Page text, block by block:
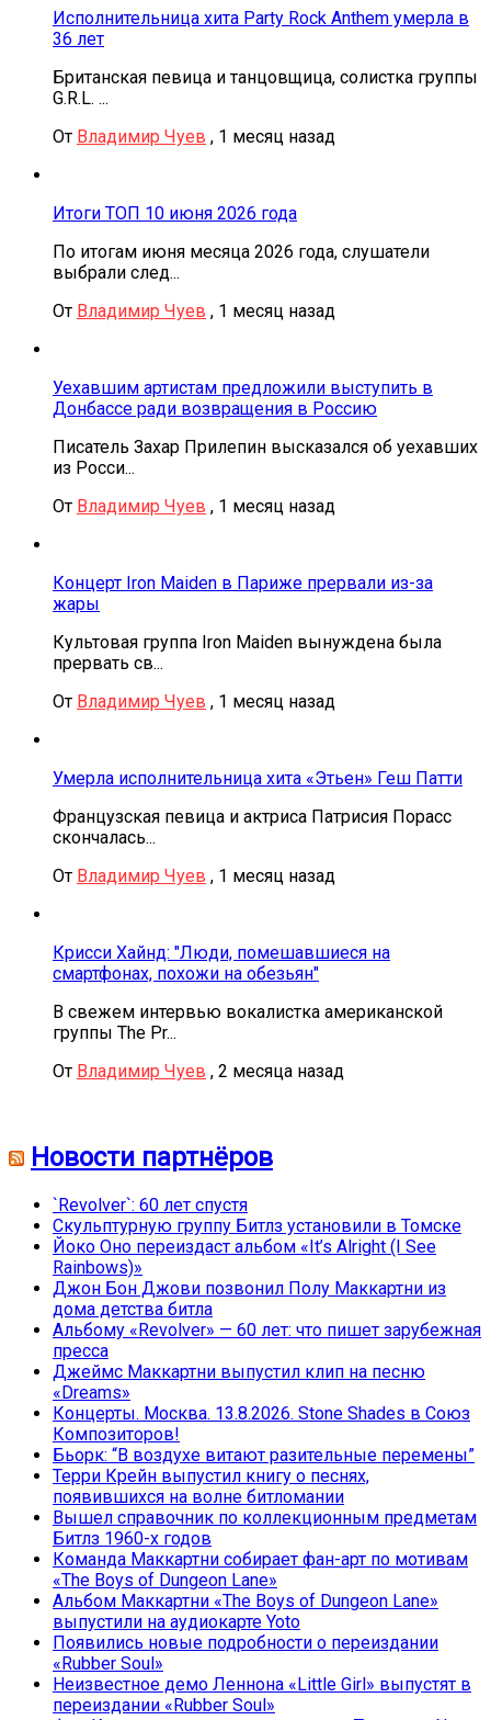
Исполнительница хита Party Rock Anthem умерла в
36 лет
Британская певица и танцовщица, солистка группы
G.R.L. ...
От Владимир Чуев , 1 месяц назад
Итоги ТОП 10 июня 2026 года
По итогам июня месяца 2026 года, слушатели
выбрали след...
От Владимир Чуев , 1 месяц назад
Уехавшим артистам предложили выступить в
Донбассе ради возвращения в Россию
Писатель Захар Прилепин высказался об уехавших
из Росси...
От Владимир Чуев , 1 месяц назад
Концерт Iron Maiden в Париже прервали из-за
жары
Культовая группа Iron Maiden вынуждена была
прервать св...
От Владимир Чуев , 1 месяц назад
Умерла исполнительница хита «Этьен» Геш Патти
Французская певица и актриса Патрисия Порасс
скончалась...
От Владимир Чуев , 1 месяц назад
Крисси Хайнд: "Люди, помешавшиеся на
смартфонах, похожи на обезьян"
В свежем интервью вокалистка американской
группы The Pr...
От Владимир Чуев , 2 месяца назад
Новости партнёров
`Revolver`: 60 лет спустя
Скульптурную группу Битлз установили в Томске
Йоко Оно переиздаст альбом «It’s Alright (I See
Rainbows)»
Джон Бон Джови позвонил Полу Маккартни из
дома детства битла
Альбому «Revolver» — 60 лет: что пишет зарубежная
пресса
Джеймс Маккартни выпустил клип на песню
«Dreams»
Концерты. Москва. 13.8.2026. Stone Shades в Союз
Композиторов!
Бьорк: “В воздухе витают разительные перемены”
Терри Крейн выпустил книгу о песнях,
появившихся на волне битломании
Вышел справочник по коллекционным предметам
Битлз 1960-х годов
Команда Маккартни собирает фан-арт по мотивам
«The Boys of Dungeon Lane»
Альбом Маккартни «The Boys of Dungeon Lane»
выпустили на аудиокарте Yoto
Появились новые подробности о переиздании
«Rubber Soul»
Неизвестное демо Леннона «Little Girl» выпустят в
переиздании «Rubber Soul»